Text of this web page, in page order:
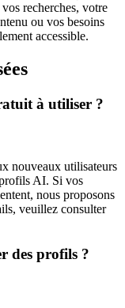
recherches, votre
ou vos besoins
accessible.
à utiliser ?
nouveaux utilisateurs
AI. Si vos
nous proposons
veuillez consulter
des profils ?